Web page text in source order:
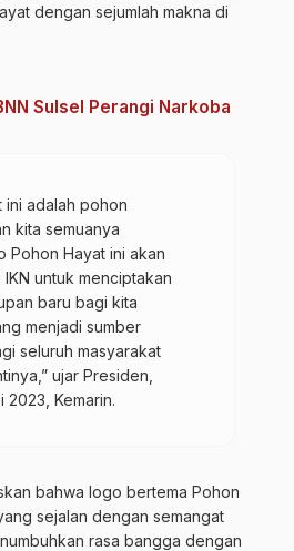
dengan sejumlah makna di
Sulsel Perangi Narkoba
ini adalah pohon
kita semuanya
Pohon Hayat ini akan
untuk menciptakan
baru bagi kita
menjadi sumber
seluruh masyarakat
ujar Presiden,
2023, Kemarin.
bahwa logo bertema Pohon
sejalan dengan semangat
rasa bangga dengan